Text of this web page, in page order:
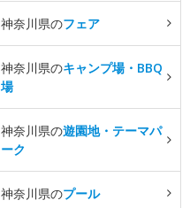
神奈川県のフェア
神奈川県のキャンプ場・BBQ
場
神奈川県の遊園地・テーマパ
ーク
神奈川県のプール